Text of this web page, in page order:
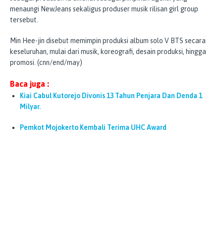
menaungi NewJeans sekaligus produser musik rilisan girl group
tersebut.
Min Hee-jin disebut memimpin produksi album solo V BTS secara
keseluruhan, mulai dari musik, koreografi, desain produksi, hingga
promosi. (cnn/end/may)
Baca juga :
Kiai Cabul Kutorejo Divonis 13 Tahun Penjara Dan Denda 1
Milyar.
Pemkot Mojokerto Kembali Terima UHC Award